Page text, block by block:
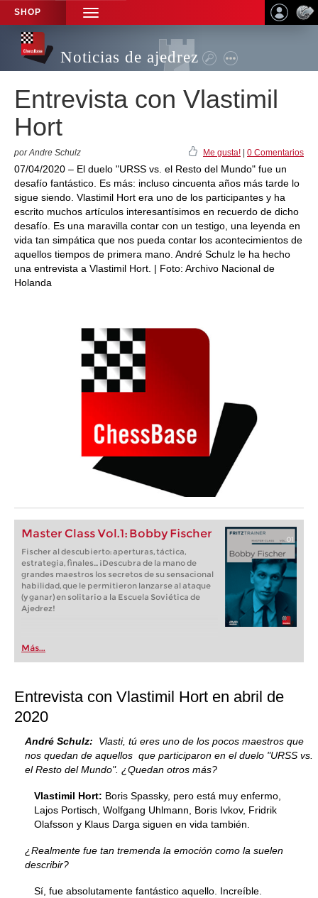
SHOP
TOGGLE
NAVIGATION
Noticias de ajedrez
Entrevista con Vlastimil
Hort
por Andre Schulz Me gusta! 0 Comentarios
07/04/2020 – El duelo "URSS vs. el Resto del Mundo" fue un
desafío fantástico. Es más: incluso cincuenta años más tarde lo
sigue siendo. Vlastimil Hort era uno de los participantes y ha
escrito muchos artículos interesantísimos en recuerdo de dicho
desafío. Es una maravilla contar con un testigo, una leyenda en
vida tan simpática que nos pueda contar los acontecimientos de
aquellos tiempos de primera mano. André Schulz le ha hecho
una entrevista a Vlastimil Hort. | Foto: Archivo Nacional de
Holanda
Master Class Vol.1: Bobby Fischer
Fischer al descubierto: aperturas, táctica,
estrategia, finales... ¡Descubra de la mano de
grandes maestros los secretos de su sensacional
habilidad, que le permitieron lanzarse al ataque
(y ganar) en solitario a la Escuela Soviética de
Ajedrez!
Más...
Entrevista con Vlastimil Hort en abril de
2020
André Schulz: Vlasti, tú eres uno de los pocos maestros que
nos quedan de aquellos que participaron en el duelo "URSS vs.
el Resto del Mundo". ¿Quedan otros más?
Vlastimil Hort: Boris Spassky, pero está muy enfermo,
Lajos Portisch, Wolfgang Uhlmann, Boris Ivkov, Fridrik
Olafsson y Klaus Darga siguen en vida también.
¿Realmente fue tan tremenda la emoción como la suelen
describir?
Sí, fue absolutamente fantástico aquello. Increíble.